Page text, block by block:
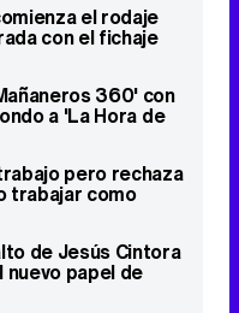
el rodaje
con el fichaje
360' con
a 'La Hora de
pero rechaza
trabajar como
de Jesús Cintora
papel de